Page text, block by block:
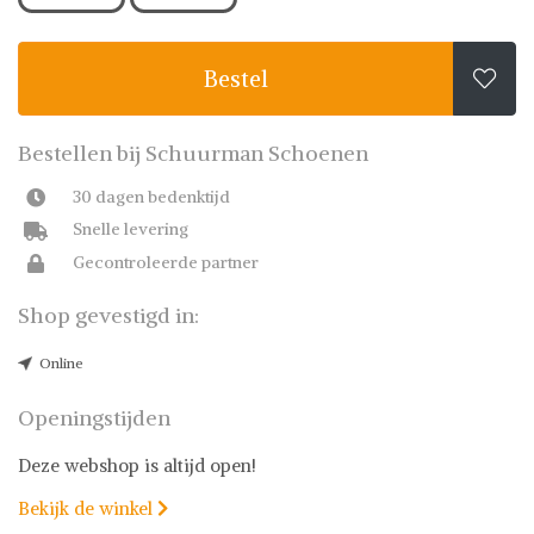
Bestel 
Bestellen bij Schuurman Schoenen
30 dagen bedenktijd
Snelle levering
Gecontroleerde partner
Shop gevestigd in:
Online
Openingstijden
Deze webshop is altijd open!
Bekijk de winkel 